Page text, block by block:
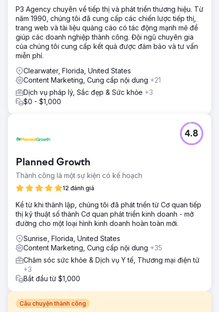
P3 Agency chuyên về tiếp thị và phát triển thương hiệu. Từ
năm 1990, chúng tôi đã cung cấp các chiến lược tiếp thị,
trang web và tài liệu quảng cáo có tác động mạnh mẽ để
giúp các doanh nghiệp thành công. Đội ngũ chuyên gia
của chúng tôi cung cấp kết quả được đảm bảo và tư vấn
miễn phí.
Clearwater, Florida, United States
Content Marketing, Cung cấp nội dung +21
Dịch vụ pháp lý, Sắc đẹp & Sức khỏe +3
$0 - $1,000
Planned Growth
Thành công là một sự kiện có kế hoạch
12 đánh giá
4.8
Kể từ khi thành lập, chúng tôi đã phát triển từ Cơ quan tiếp
thị kỹ thuật số thành Cơ quan phát triển kinh doanh - mở
đường cho một loại hình kinh doanh hoàn toàn mới.
Sunrise, Florida, United States
Content Marketing, Cung cấp nội dung +35
Chăm sóc sức khỏe & Dịch vụ Y tế, Thương mại điện tử
+3
Bắt đầu từ $1,000
Câu chuyện thành công